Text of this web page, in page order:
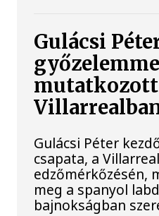
Gulácsi
mutatkozott
Gulácsi Péter
csapata, a
edzőmérkőzésén,
meg a spanyol
bajnokságban